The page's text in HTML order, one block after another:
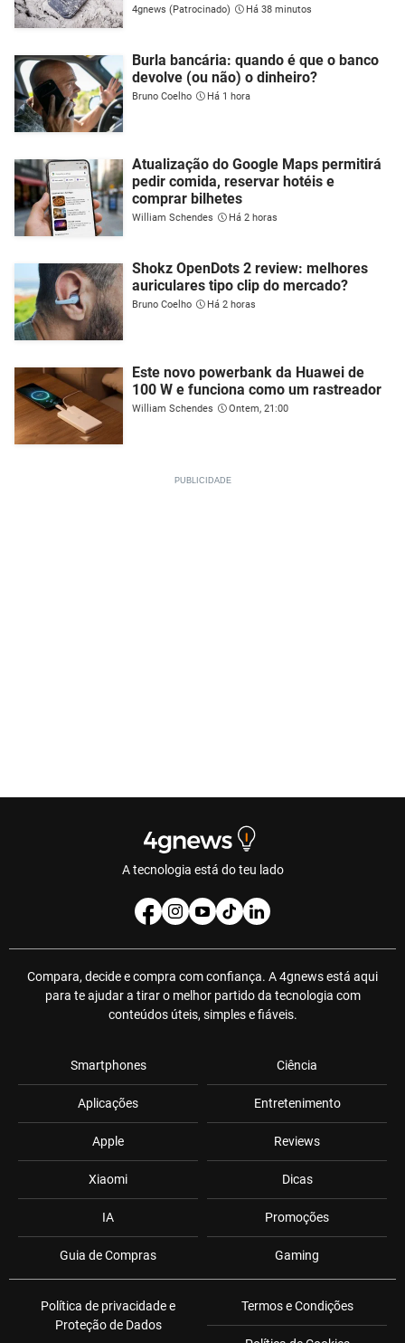
4gnews (Patrocinado) Há 38 minutos
Burla bancária: quando é que o banco
devolve (ou não) o dinheiro?
Bruno Coelho Há 1 hora
Atualização do Google Maps permitirá
pedir comida, reservar hotéis e
comprar bilhetes
William Schendes Há 2 horas
Shokz OpenDots 2 review: melhores
auriculares tipo clip do mercado?
Bruno Coelho Há 2 horas
Este novo powerbank da Huawei de
100 W e funciona como um rastreador
William Schendes Ontem, 21:00
A tecnologia está do teu lado
Compara, decide e compra com confiança. A 4gnews está aqui
para te ajudar a tirar o melhor partido da tecnologia com
conteúdos úteis, simples e fiáveis.
Smartphones
Aplicações
Apple
Xiaomi
IA
Guia de Compras
Ciência
Entretenimento
Reviews
Dicas
Promoções
Gaming
Política de privacidade e
Proteção de Dados
Termos e Condições